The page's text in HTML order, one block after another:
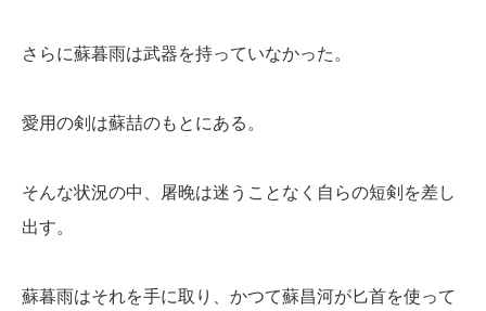
さらに蘇暮雨は武器を持っていなかった。
愛用の剣は蘇喆のもとにある。
そんな状況の中、屠晚は迷うことなく自らの短剣を差し
出す。
蘇暮雨はそれを手に取り、かつて蘇昌河が匕首を使って